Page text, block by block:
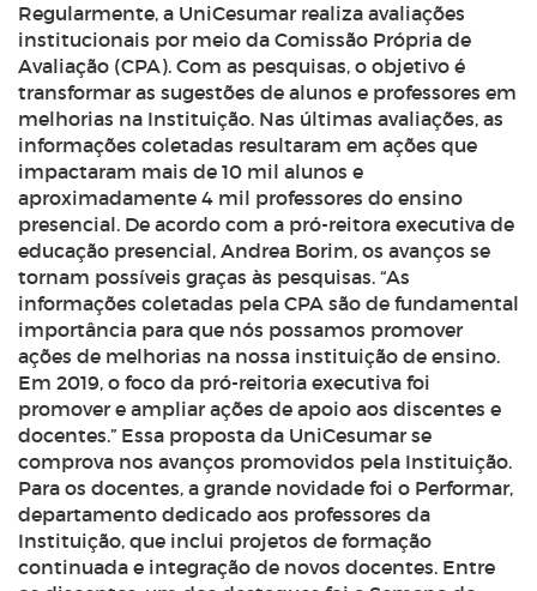
Regularmente, a UniCesumar realiza avaliações
institucionais por meio da Comissão Própria de
Avaliação (CPA). Com as pesquisas, o objetivo é
transformar as sugestões de alunos e professores em
melhorias na Instituição. Nas últimas avaliações, as
informações coletadas resultaram em ações que
impactaram mais de 10 mil alunos e
aproximadamente 4 mil professores do ensino
presencial. De acordo com a pró-reitora executiva de
educação presencial, Andrea Borim, os avanços se
tornam possíveis graças às pesquisas. “As
informações coletadas pela CPA são de fundamental
importância para que nós possamos promover
ações de melhorias na nossa instituição de ensino.
Em 2019, o foco da pró-reitoria executiva foi
promover e ampliar ações de apoio aos discentes e
docentes.” Essa proposta da UniCesumar se
comprova nos avanços promovidos pela Instituição.
Para os docentes, a grande novidade foi o Performar,
departamento dedicado aos professores da
Instituição, que inclui projetos de formação
continuada e integração de novos docentes. Entre